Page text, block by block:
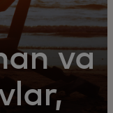
va